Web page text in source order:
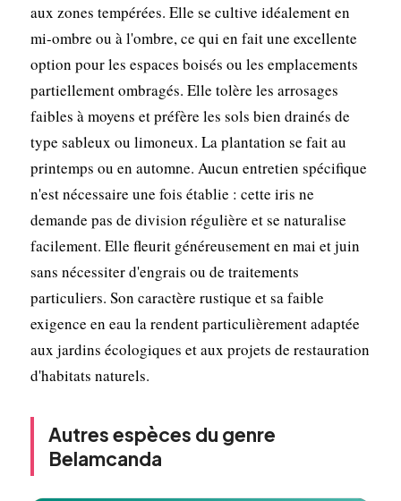
aux zones tempérées. Elle se cultive idéalement en
mi-ombre ou à l'ombre, ce qui en fait une excellente
option pour les espaces boisés ou les emplacements
partiellement ombragés. Elle tolère les arrosages
faibles à moyens et préfère les sols bien drainés de
type sableux ou limoneux. La plantation se fait au
printemps ou en automne. Aucun entretien spécifique
n'est nécessaire une fois établie : cette iris ne
demande pas de division régulière et se naturalise
facilement. Elle fleurit généreusement en mai et juin
sans nécessiter d'engrais ou de traitements
particuliers. Son caractère rustique et sa faible
exigence en eau la rendent particulièrement adaptée
aux jardins écologiques et aux projets de restauration
d'habitats naturels.
Autres espèces du genre
Belamcanda